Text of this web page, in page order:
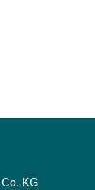
KG